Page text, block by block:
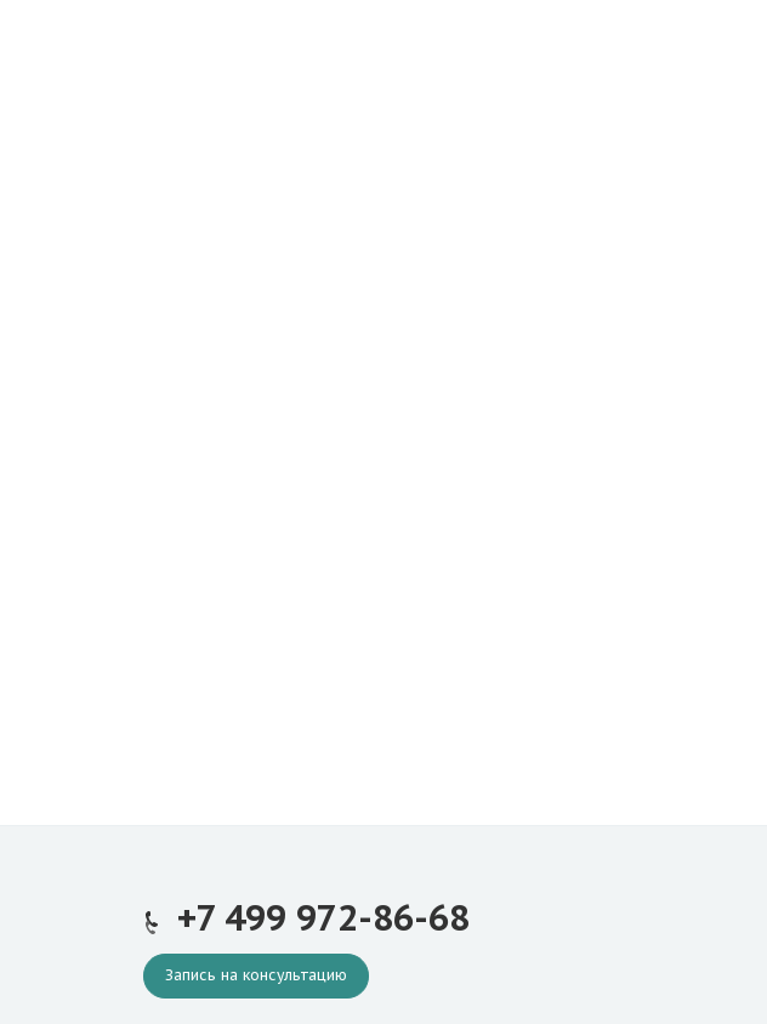
+7 499 972-86-68
Запись на консультацию